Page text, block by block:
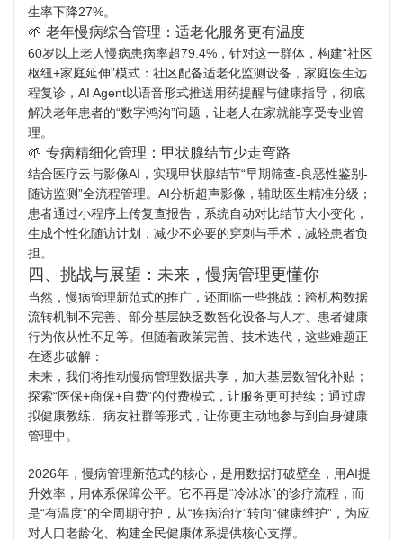
生率下降27%。
🌱 老年慢病综合管理：适老化服务更有温度
60岁以上老人慢病患病率超79.4%，针对这一群体，构建“社区
枢纽+家庭延伸”模式：社区配备适老化监测设备，家庭医生远
程复诊，AI Agent以语音形式推送用药提醒与健康指导，彻底
解决老年患者的“数字鸿沟”问题，让老人在家就能享受专业管
理。
🌱 专病精细化管理：甲状腺结节少走弯路
结合医疗云与影像AI，实现甲状腺结节“早期筛查-良恶性鉴别-
随访监测”全流程管理。AI分析超声影像，辅助医生精准分级；
患者通过小程序上传复查报告，系统自动对比结节大小变化，
生成个性化随访计划，减少不必要的穿刺与手术，减轻患者负
担。
四、挑战与展望：未来，慢病管理更懂你
当然，慢病管理新范式的推广，还面临一些挑战：跨机构数据
流转机制不完善、部分基层缺乏数智化设备与人才、患者健康
行为依从性不足等。但随着政策完善、技术迭代，这些难题正
在逐步破解：
未来，我们将推动慢病管理数据共享，加大基层数智化补贴；
探索“医保+商保+自费”的付费模式，让服务更可持续；通过虚
拟健康教练、病友社群等形式，让你更主动地参与到自身健康
管理中。
2026年，慢病管理新范式的核心，是用数据打破壁垒，用AI提
升效率，用体系保障公平。它不再是“冷冰冰”的诊疗流程，而
是“有温度”的全周期守护，从“疾病治疗”转向“健康维护”，为应
对人口老龄化、构建全民健康体系提供核心支撑。